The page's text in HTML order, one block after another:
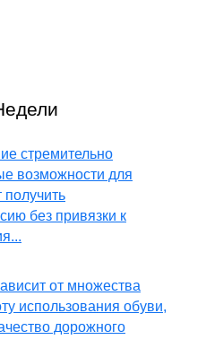
стремительно
возможности для
получить
без привязки к
от множества
использования обуви,
дорожного